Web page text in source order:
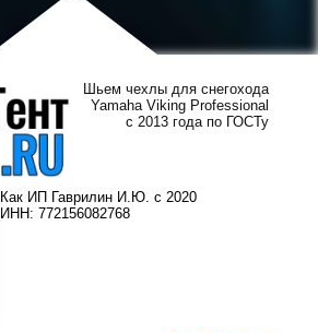
Шьем чехлы для снегохода
Yamaha Viking Professional
с 2013 года по ГОСТу
Как ИП Гаврилин И.Ю. с 2020
ИНН: 772156082768